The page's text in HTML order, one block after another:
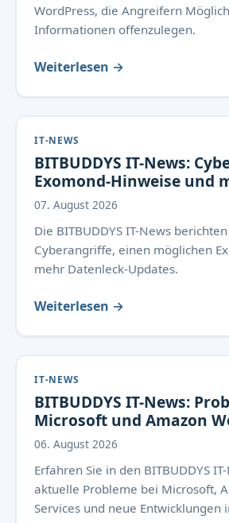
WordPress, die Angreifern
Informationen offenzulegen.
Weiterlesen →
IT-NEWS
BITBUDDYS IT-News:
Exomond-Hinweise und
07. August 2026
Die BITBUDDYS IT-News
Cyberangriffe, einen möglichen
mehr Datenleck-Updates.
Weiterlesen →
IT-NEWS
BITBUDDYS IT-News:
Microsoft und Amazon
06. August 2026
Erfahren Sie in den BITBUDDYS
aktuelle Probleme bei Microsoft,
Services und neue Entwicklungen